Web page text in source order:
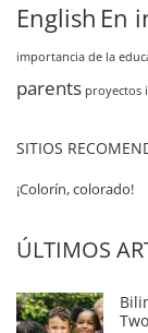
English En
importancia de la
parents proyectos
SITIOS
¡Colorín, colorado!
ÚLTIMOS